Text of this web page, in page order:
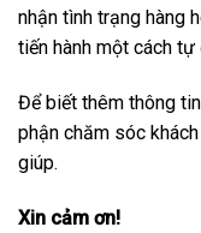
nhận tình trạng hàng
tiến hành một cách tự
Để biết thêm thông
phận chăm sóc
giúp.
Xin cảm ơn!